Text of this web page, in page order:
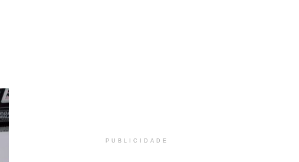
PUBLICIDADE